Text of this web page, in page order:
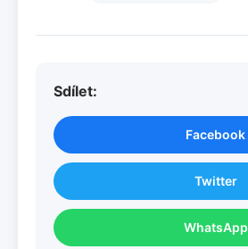
Sdílet:
Facebook
Twitter
WhatsApp